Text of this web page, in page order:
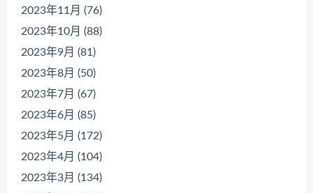
2023年11月 (76)
2023年10月 (88)
2023年9月 (81)
2023年8月 (50)
2023年7月 (67)
2023年6月 (85)
2023年5月 (172)
2023年4月 (104)
2023年3月 (134)